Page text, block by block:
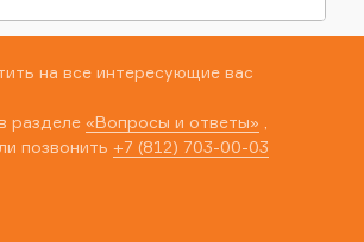
на все интересующие вас
разделе «Вопросы и ответы»
позвонить +7 (812) 703-00-03